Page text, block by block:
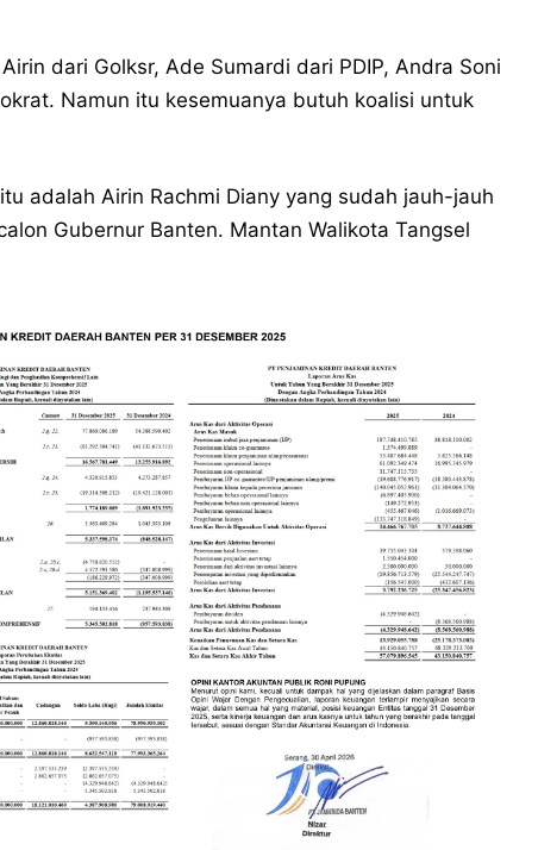
dari Golksr, Ade Sumardi dari PDIP, Andra Soni
Namun itu kesemuanya butuh koalisi untuk
adalah Airin Rachmi Diany yang sudah jauh-jauh
Gubernur Banten. Mantan Walikota Tangsel